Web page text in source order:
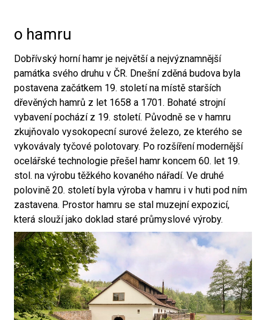
o hamru
Dobřívský horní hamr je největší a nejvýznamnější
památka svého druhu v ČR. Dnešní zděná budova byla
postavena začátkem 19. století na místě starších
dřevěných hamrů z let 1658 a 1701. Bohaté strojní
vybavení pochází z 19. století. Původně se v hamru
zkujňovalo vysokopecní surové železo, ze kterého se
vykovávaly tyčové polotovary. Po rozšíření modernější
ocelářské technologie přešel hamr koncem 60. let 19.
stol. na výrobu těžkého kovaného nářadí. Ve druhé
polovině 20. století byla výroba v hamru i v huti pod ním
zastavena. Prostor hamru se stal muzejní expozicí,
která slouží jako doklad staré průmyslové výroby.